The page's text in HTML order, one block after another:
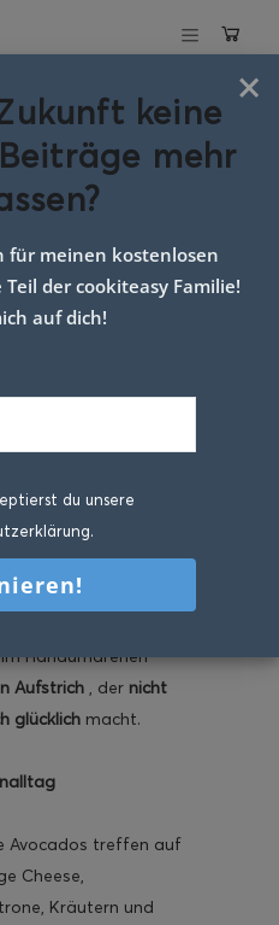
Aufstrich
2025
gehen muss und
Nahrhaftes und
soll, ist mein Avocado
Handumdrehen
Aufstrich , der nicht
glücklich macht.
Avocados treffen auf
Cheese,
Kräutern und
×
keine
mehr
für meinen kostenlosen
der cookiteasy Familie!
auf dich!
du unsere